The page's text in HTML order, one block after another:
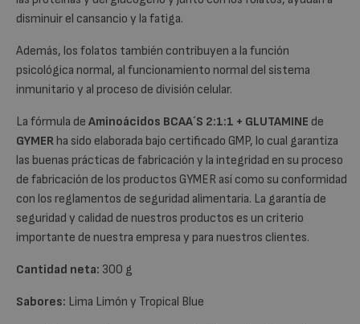
disminuir el cansancio y la fatiga.
Además, los folatos también contribuyen a la función
psicológica normal, al funcionamiento normal del sistema
inmunitario y al proceso de división celular.
La fórmula de Aminoácidos BCAA´S 2:1:1 + GLUTAMINE de
GYMER ha sido elaborada bajo certificado GMP, lo cual garantiza
las buenas prácticas de fabricación y la integridad en su proceso
de fabricación de los productos GYMER así como su conformidad
con los reglamentos de seguridad alimentaria. La garantía de
seguridad y calidad de nuestros productos es un criterio
importante de nuestra empresa y para nuestros clientes.
Cantidad neta: 300 g
Sabores: Lima Limón y Tropical Blue